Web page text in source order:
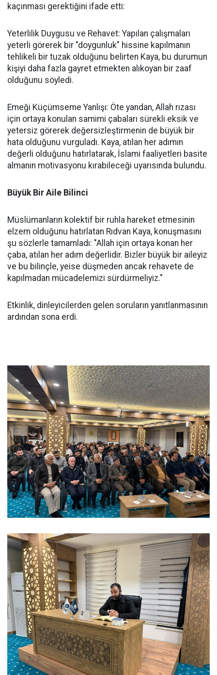
kaçınması gerektiğini ifade etti:
Yeterlilik Duygusu ve Rehavet: Yapılan çalışmaları
yeterli görerek bir "doygunluk" hissine kapılmanın
tehlikeli bir tuzak olduğunu belirten Kaya, bu durumun
kişiyi daha fazla gayret etmekten alıkoyan bir zaaf
olduğunu söyledi.
Emeği Küçümseme Yanlışı: Öte yandan, Allah rızası
için ortaya konulan samimi çabaları sürekli eksik ve
yetersiz görerek değersizleştirmenin de büyük bir
hata olduğunu vurguladı. Kaya, atılan her adımın
değerli olduğunu hatırlatarak, İslami faaliyetleri basite
almanın motivasyonu kırabileceği uyarısında bulundu.
Büyük Bir Aile Bilinci
Müslümanların kolektif bir ruhla hareket etmesinin
elzem olduğunu hatırlatan Rıdvan Kaya, konuşmasını
şu sözlerle tamamladı: "Allah için ortaya konan her
çaba, atılan her adım değerlidir. Bizler büyük bir aileyiz
ve bu bilinçle, yeise düşmeden ancak rehavete de
kapılmadan mücadelemizi sürdürmeliyiz."
Etkinlik, dinleyicilerden gelen soruların yanıtlanmasının
ardından sona erdi.